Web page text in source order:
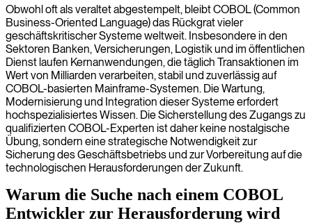
geschäftskritischen Mainframe-Anwendungen zu warten, zu
aktualisieren und zu modernisieren, während wir gleichzeitig die
Geschäftskontinuität sicherstellen.
Obwohl oft als veraltet abgestempelt, bleibt COBOL (Common
Business-Oriented Language) das Rückgrat vieler
geschäftskritischer Systeme weltweit. Insbesondere in den
Sektoren Banken, Versicherungen, Logistik und im öffentlichen
Dienst laufen Kernanwendungen, die täglich Transaktionen im
Wert von Milliarden verarbeiten, stabil und zuverlässig auf
COBOL-basierten Mainframe-Systemen. Die Wartung,
Modernisierung und Integration dieser Systeme erfordert
hochspezialisiertes Wissen. Die Sicherstellung des Zugangs zu
qualifizierten COBOL-Experten ist daher keine nostalgische
Übung, sondern eine strategische Notwendigkeit zur
Sicherung des Geschäftsbetriebs und zur Vorbereitung auf die
technologischen Herausforderungen der Zukunft.
Warum die Suche nach einem COBOL
Entwickler zur Herausforderung wird